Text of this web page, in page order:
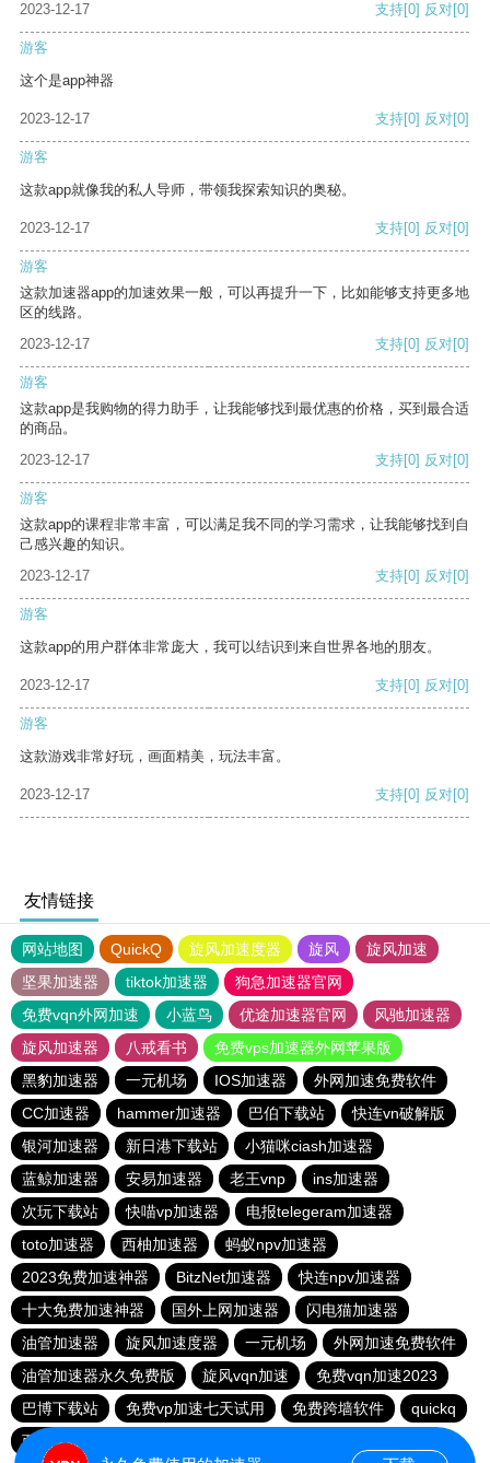
2023-12-17
支持[0] 反对[0]
游客
这个是app神器
2023-12-17 支持[0] 反对[0]
游客
这款app就像我的私人导师，带领我探索知识的奥秘。
2023-12-17 支持[0] 反对[0]
游客
这款加速器app的加速效果一般，可以再提升一下，比如能够支持更多地
区的线路。
2023-12-17
支持[0] 反对[0]
游客
这款app是我购物的得力助手，让我能够找到最优惠的价格，买到最合适
的商品。
2023-12-17
支持[0] 反对[0]
游客
这款app的课程非常丰富，可以满足我不同的学习需求，让我能够找到自
己感兴趣的知识。
2023-12-17
支持[0] 反对[0]
游客
这款app的用户群体非常庞大，我可以结识到来自世界各地的朋友。
2023-12-17 支持[0] 反对[0]
游客
这款游戏非常好玩，画面精美，玩法丰富。
2023-12-17 支持[0] 反对[0]
友情链接
网站地图 QuickQ 旋风加速度器 旋风
旋风加速
坚果加速器
tiktok加速器
狗急加速器官网
免费vqn外网加速
小蓝鸟 优途加速器官网
风驰加速器
旋风加速器
八戒看书
免费vps加速器外网苹果版
黑豹加速器
一元机场 IOS加速器
外网加速免费软件
CC加速器
hammer加速器 巴伯下载站
快连vn破解版
银河加速器
新日港下载站
小猫咪ciash加速器
蓝鲸加速器
安易加速器 老王vnp
ins加速器
次玩下载站
快喵vp加速器
电报telegeram加速器
toto加速器
西柚加速器
蚂蚁npv加速器
2023免费加速神器
BitzNet加速器
快连npv加速器
十大免费加速神器
国外上网加速器
闪电猫加速器
油管加速器
旋风加速度器 一元机场
外网加速免费软件
油管加速器永久免费版
旋风vqn加速
免费vqn加速2023
巴博下载站
免费vp加速七天试用 免费跨墙软件
quickq
西柚加速器